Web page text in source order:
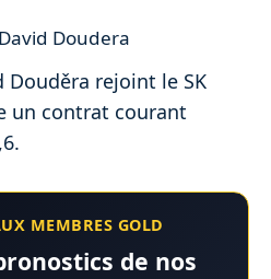
Doudera
Douděra rejoint le SK
un contrat courant
MEMBRES GOLD
de nos